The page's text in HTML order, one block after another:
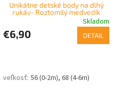
Unikátne detské body na dlhý
rukáv- Roztomilý medvedík
Skladom
€6,90 DETAIL
56 (0-2m) 68 (4-6m)